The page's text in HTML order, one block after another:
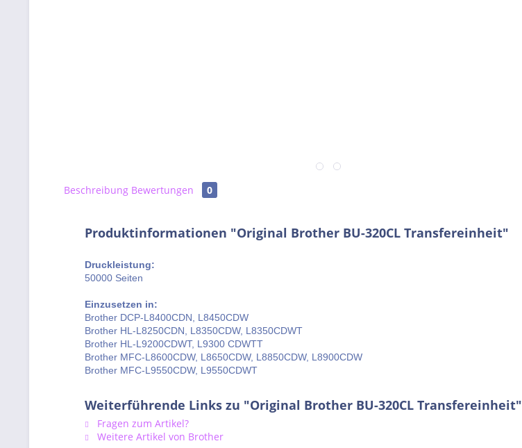
Beschreibung Bewertungen 0
Produktinformationen "Original Brother BU-320CL Transfereinheit"
Druckleistung:
50000 Seiten
Einzusetzen in:
Brother DCP-L8400CDN, L8450CDW
Brother HL-L8250CDN, L8350CDW, L8350CDWT
Brother HL-L9200CDWT, L9300 CDWTT
Brother MFC-L8600CDW, L8650CDW, L8850CDW, L8900CDW
Brother MFC-L9550CDW, L9550CDWT
Weiterführende Links zu "Original Brother BU-320CL Transfereinheit"
Fragen zum Artikel?
Weitere Artikel von Brother